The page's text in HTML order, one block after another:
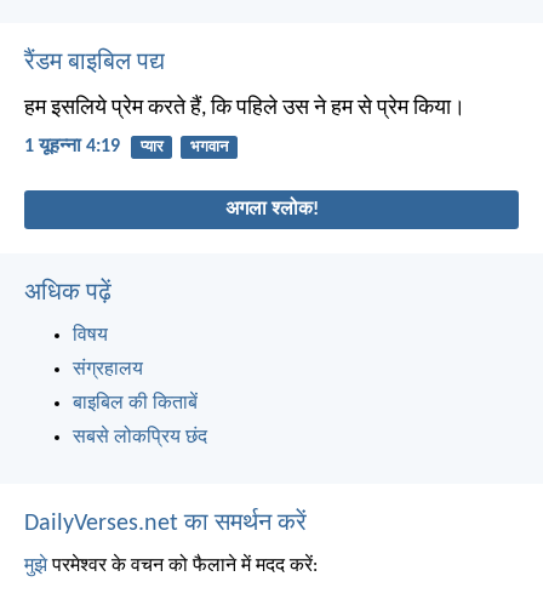
रैंडम बाइबिल पद्य
हम इसलिये प्रेम करते हैं, कि पहिले उस ने हम से प्रेम किया।
1 यूहन्ना 4:19 प्यार भगवान
अगला श्लोक!
अधिक पढ़ें
विषय
संग्रहालय
बाइबिल की किताबें
सबसे लोकप्रिय छंद
DailyVerses.net का समर्थन करें
मुझेपरमेश्वर के वचन को फैलाने में मदद करें: